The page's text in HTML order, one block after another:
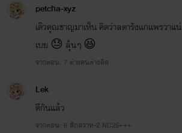
petcha-xyz
เด๊วคุณชาญมาเห็น คิดว่าลดารังแกแพรวาแน่
เบย 😓 ลุ้นๆ 😆
จากตอน: 7 ต่างคนต่างคิด
Lek
ดีกันแล้ว
จากตอน: 6 สักสวาท-2 NC25+++